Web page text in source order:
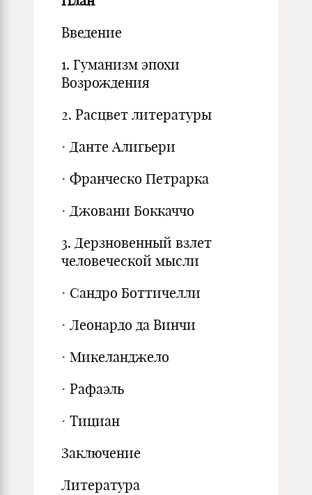
Введение
1. Гуманизм эпохи
Возрождения
2. Расцвет литературы
· Данте Алигьери
· Франческо Петрарка
· Джовани Боккаччо
3. Дерзновенный взлет
человеческой мысли
· Сандро Боттичелли
· Леонардо да Винчи
· Микеланджело
· Рафаэль
· Тициан
Заключение
Литература